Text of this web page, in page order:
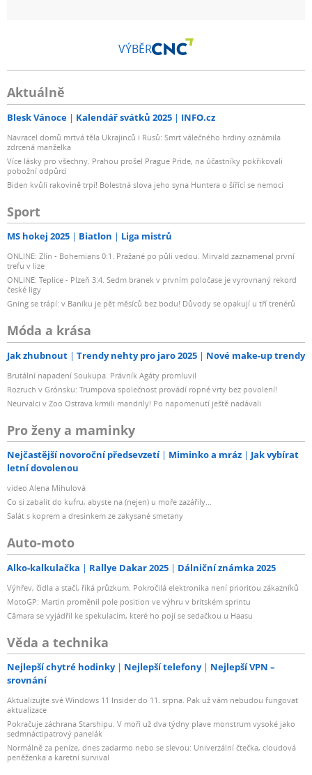
VÝBĚR
Aktuálně
Blesk Vánoce Kalendář svátků 2025 INFO.cz
Navracel domů mrtvá těla Ukrajinců i Rusů: Smrt válečného hrdiny oznámila
zdrcená manželka
Více lásky pro všechny. Prahou prošel Prague Pride, na účastníky pokřikovali
pobožní odpůrci
Biden kvůli rakovině trpí! Bolestná slova jeho syna Huntera o šířící se nemoci
Sport
MS hokej 2025 Biatlon Liga mistrů
ONLINE: Zlín - Bohemians 0:1. Pražané po půli vedou. Mirvald zaznamenal první
trefu v lize
ONLINE: Teplice - Plzeň 3:4. Sedm branek v prvním poločase je vyrovnaný rekord
české ligy
Gning se trápí: v Baníku je pět měsíců bez bodu! Důvody se opakují u tří trenérů
Móda a krása
Jak zhubnout Trendy nehty pro jaro 2025 Nové make-up trendy
Brutální napadení Soukupa. Právník Agáty promluvil
Rozruch v Grónsku: Trumpova společnost provádí ropné vrty bez povolení!
Neurvalci v Zoo Ostrava krmili mandrily! Po napomenutí ještě nadávali
Pro ženy a maminky
Nejčastější novoroční předsevzetí Miminko a mráz
Jak vybírat
letní dovolenou
video Alena Mihulová
Co si zabalit do kufru, abyste na (nejen) u moře zazářily...
Salát s koprem a dresinkem ze zakysané smetany
Auto-moto
Alko-kalkulačka Rallye Dakar 2025 Dálniční známka 2025
Výhřev, čidla a stačí, říká průzkum. Pokročilá elektronika není prioritou zákazníků
MotoGP: Martin proměnil pole position ve výhru v britském sprintu
Câmara se vyjádřil ke spekulacím, které ho pojí se sedačkou u Haasu
Věda a technika
Nejlepší chytré hodinky Nejlepší telefony
Nejlepší VPN –
srovnání
Aktualizujte své Windows 11 Insider do 11. srpna. Pak už vám nebudou fungovat
aktualizace
Pokračuje záchrana Starshipu. V moři už dva týdny plave monstrum vysoké jako
sedmnáctipatrový panelák
Normálně za peníze, dnes zadarmo nebo se slevou: Univerzální čtečka, cloudová
peněženka a karetní survival